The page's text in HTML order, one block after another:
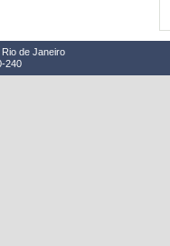
de Janeiro
240